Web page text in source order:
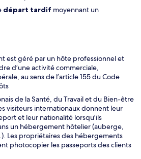
départ tardif moyennant un
est géré par un hôte professionnel et
d’une activité commerciale,
au sens de l’article 155 du Code
de la Santé, du Travail et du Bien-être
visiteurs internationaux donnent leur
et leur nationalité lorsqu'ils
un hébergement hôtelier (auberge,
Les propriétaires des hébergements
photocopier les passeports des clients